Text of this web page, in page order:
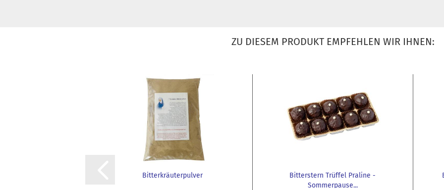
ZU DIESEM PRODUKT EMPFEHLEN WIR IHNEN:
Bitterkräuterpulver
Bitterstern Trüffel Praline -
Sommerpause...